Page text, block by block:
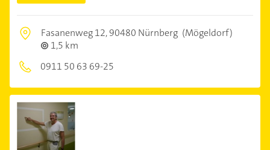
Fasanenweg 12,90480 Nürnberg (Mögeldorf)
1,5 km
0911 50 63 69-25